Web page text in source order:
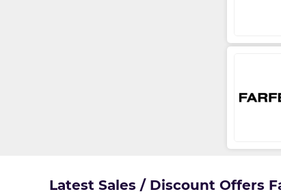
Latest Sales / Discount Offers